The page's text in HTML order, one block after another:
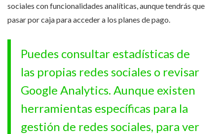
sociales con funcionalidades analíticas, aunque tendrás que
pasar por caja para acceder a los planes de pago.
Puedes consultar estadísticas de
las propias redes sociales o revisar
Google Analytics. Aunque existen
herramientas específicas para la
gestión de redes sociales, para ver